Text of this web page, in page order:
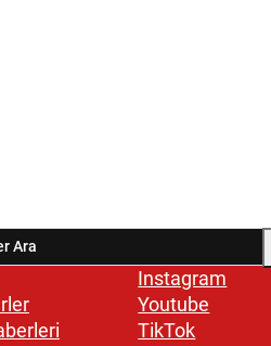
Instagram
Youtube
TikTok